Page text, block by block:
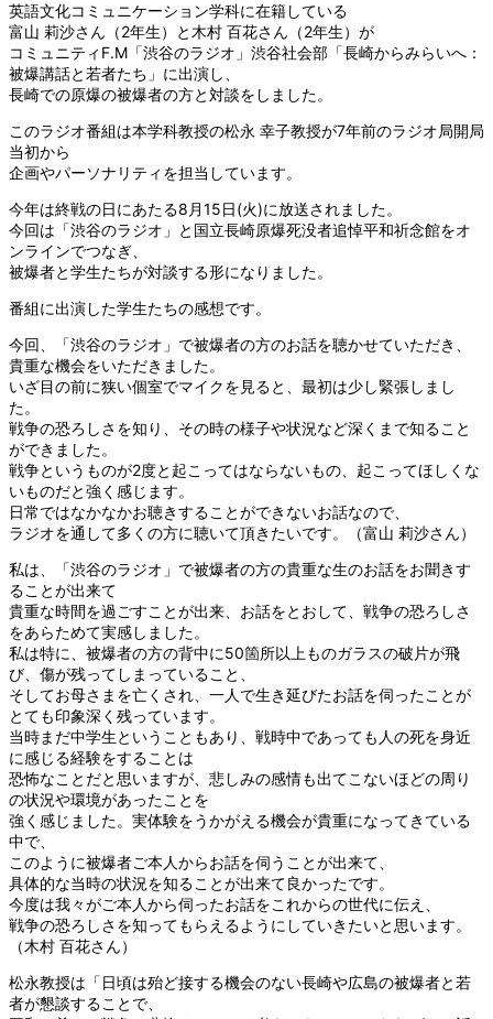
英語文化コミュニケーション学科に在籍している
富山 莉沙さん（2年生）と木村 百花さん（2年生）が
コミュニティF.M「渋谷のラジオ」渋谷社会部「長崎からみらいへ：
被爆講話と若者たち」に出演し、
長崎での原爆の被爆者の方と対談をしました。
このラジオ番組は本学科教授の松永 幸子教授が7年前のラジオ局開局
当初から
企画やパーソナリティを担当しています。
今年は終戦の日にあたる8月15日(火)に放送されました。
今回は「渋谷のラジオ」と国立長崎原爆死没者追悼平和祈念館をオ
ンラインでつなぎ、
被爆者と学生たちが対談する形になりました。
番組に出演した学生たちの感想です。
今回、「渋谷のラジオ」で被爆者の方のお話を聴かせていただき、
貴重な機会をいただきました。
いざ目の前に狭い個室でマイクを見ると、最初は少し緊張しまし
た。
戦争の恐ろしさを知り、その時の様子や状況など深くまで知ること
ができました。
戦争というものが2度と起こってはならないもの、起こってほしくな
いものだと強く感じます。
日常ではなかなかお聴きすることができないお話なので、
ラジオを通して多くの方に聴いて頂きたいです。（富山 莉沙さん）
私は、「渋谷のラジオ」で被爆者の方の貴重な生のお話をお聞きす
ることが出来て
貴重な時間を過ごすことが出来、お話をとおして、戦争の恐ろしさ
をあらためて実感しました。
私は特に、被爆者の方の背中に50箇所以上ものガラスの破片が飛
び、傷が残ってしまっていること、
そしてお母さまを亡くされ、一人で生き延びたお話を伺ったことが
とても印象深く残っています。
当時まだ中学生ということもあり、戦時中であっても人の死を身近
に感じる経験をすることは
恐怖なことだと思いますが、悲しみの感情も出てこないほどの周り
の状況や環境があったことを
強く感じました。実体験をうかがえる機会が貴重になってきている
中で、
このように被爆者ご本人からお話を伺うことが出来て、
具体的な当時の状況を知ることが出来て良かったです。
今度は我々がご本人から伺ったお話をこれからの世代に伝え、
戦争の恐ろしさを知ってもらえるようにしていきたいと思います。
（木村 百花さん）
松永教授は「日頃は殆ど接する機会のない長崎や広島の被爆者と若
者が懇談することで、